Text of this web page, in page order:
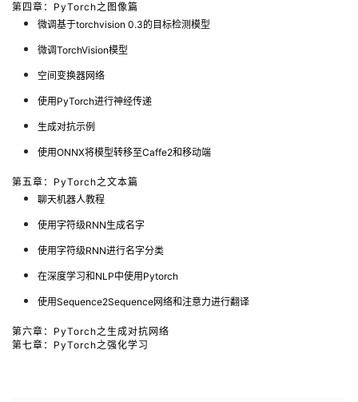
第四章：PyTorch之图像篇
微调基于torchvision 0.3的目标检测模型
微调TorchVision模型
空间变换器网络
使用PyTorch进行神经传递
生成对抗示例
使用ONNX将模型转移至Caffe2和移动端
第五章：PyTorch之文本篇
聊天机器人教程
使用字符级RNN生成名字
使用字符级RNN进行名字分类
在深度学习和NLP中使用Pytorch
使用Sequence2Sequence网络和注意力进行翻译
第六章：PyTorch之生成对抗网络
第七章：PyTorch之强化学习